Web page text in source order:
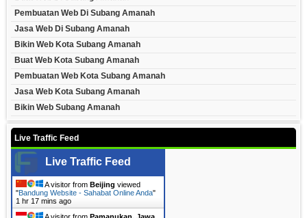
Pembuatan Web Di Subang Amanah
Jasa Web Di Subang Amanah
Bikin Web Kota Subang Amanah
Buat Web Kota Subang Amanah
Pembuatan Web Kota Subang Amanah
Jasa Web Kota Subang Amanah
Bikin Web Subang Amanah
Live Traffic Feed
Live Traffic Feed
A visitor from Beijing viewed
"Bandung Website - Sahabat Online Anda"
1 hr 17 mins ago